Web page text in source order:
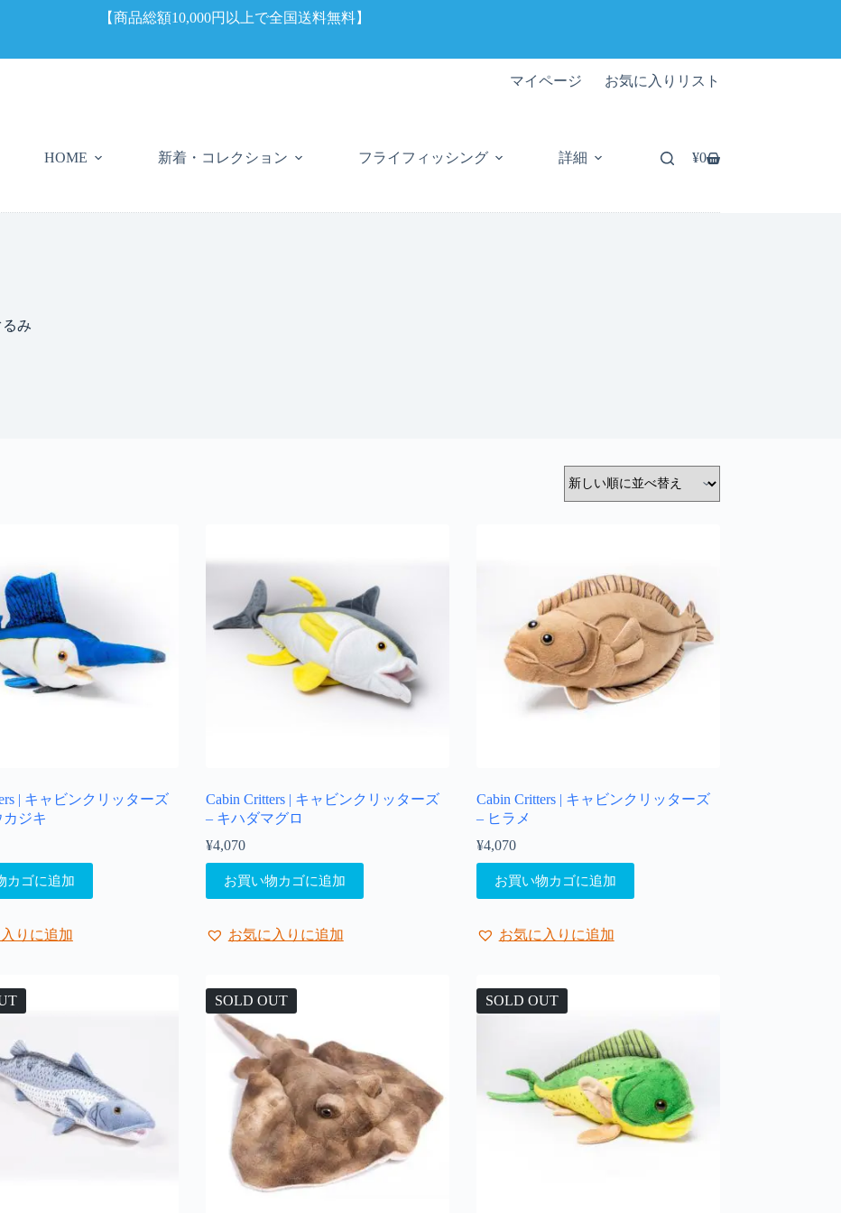
【商品総額10,000円以上で全国送料無料】
マイページ お気に入りリスト
HOME 新着・コレクション フライフィッシング 詳細
シ
¥0
み
| キャビンクリッターズ
ジキ
カゴに追加
りに追加
Cabin Critters | キャビンクリッターズ
– キハダマグロ
¥4,070
お買い物カゴに追加
お気に入りに追加
Cabin Critters | キャビンクリッターズ
– ヒラメ
¥4,070
お買い物カゴに追加
お気に入りに追加
SOLD OUT SOLD OUT